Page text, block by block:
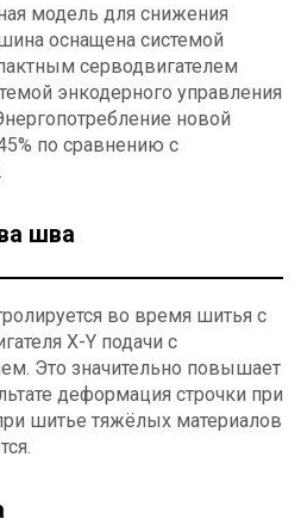
модель для снижения
оснащена системой
серводвигателем
энкодерного управления
новой
по сравнению с
шва
во время шитья с
X-Y подачи с
Это значительно повышает
деформация строчки при
шитье тяжёлых материалов